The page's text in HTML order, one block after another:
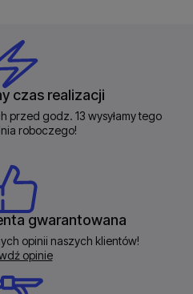
czas realizacji
przed godz. 13 wysyłamy tego
roboczego!
gwarantowana
opinii naszych klientów!
opinie